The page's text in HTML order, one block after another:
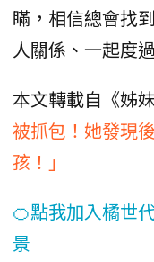
瞞，相信總會找
人關係、一起度
本文轉載自《姊
被抓包！她發現
孩！」
🍊點我加入橘世
景